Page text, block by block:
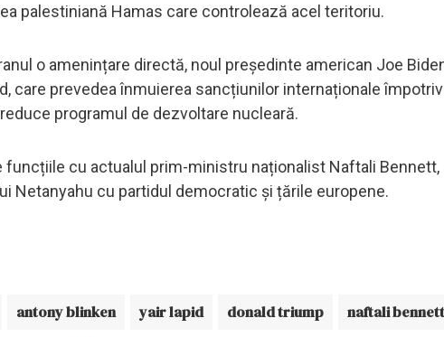
palestiniană Hamas care controlează acel teritoriu.
o amenințare directă, noul președinte american Joe
care prevedea înmuierea sancțiunilor internaționale
programul de dezvoltare nucleară.
cu actualul prim-ministru naționalist Naftali Bennett,
Netanyahu cu partidul democratic și țările europene.
antony blinken yair lapid donald triump naftali bennett